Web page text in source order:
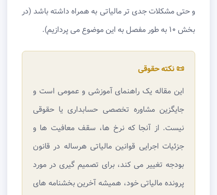
و حتی مشکلات جدی تر مالیاتی به همراه داشته باشد (در
بخش ۱۰ به طور مفصل به این موضوع می پردازیم).
📜 نکته حقوقی
این مقاله یک راهنمای آموزشی و عمومی است و
جایگزین مشاوره تخصصی حسابداری یا حقوقی
نیست. از آنجا که نرخ ها، سقف معافیت ها و
جزئیات اجرایی قوانین مالیاتی هرساله در قانون
بودجه تغییر می کند، برای تصمیم گیری در مورد
پرونده مالیاتی خود، همیشه آخرین بخشنامه های